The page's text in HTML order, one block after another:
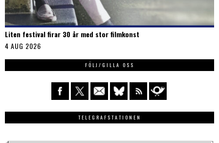
Liten festival firar 30 år med stor filmkonst
4 AUG 2026
FÖLJ/GILLA OSS
TELEGRAFSTATIONEN